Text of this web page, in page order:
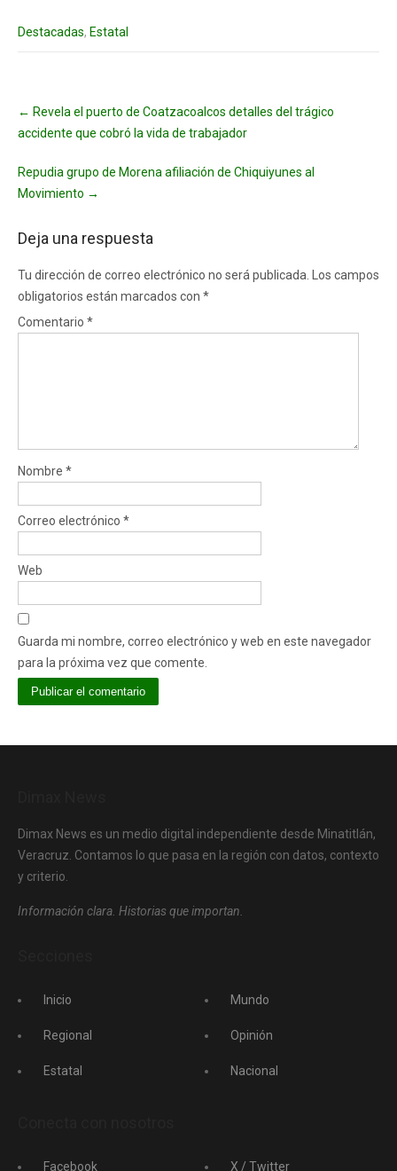
Destacadas, Estatal
navigation
← Revela el puerto de Coatzacoalcos detalles del trágico
accidente que cobró la vida de trabajador
Repudia grupo de Morena afiliación de Chiquiyunes al
Movimiento →
Deja una respuesta
Tu dirección de correo electrónico no será publicada.
Los campos
obligatorios están marcados con *
Comentario *
Nombre *
Correo electrónico *
Web
Guarda mi nombre, correo electrónico y web en este navegador
para la próxima vez que comente.
Dimax News es un medio digital independiente desde Minatitlán,
Veracruz. Contamos lo que pasa en la región con datos, contexto
y criterio.
Información clara. Historias que importan.
Inicio
Regional
Estatal
Mundo
Opinión
Nacional
Facebook X / Twitter